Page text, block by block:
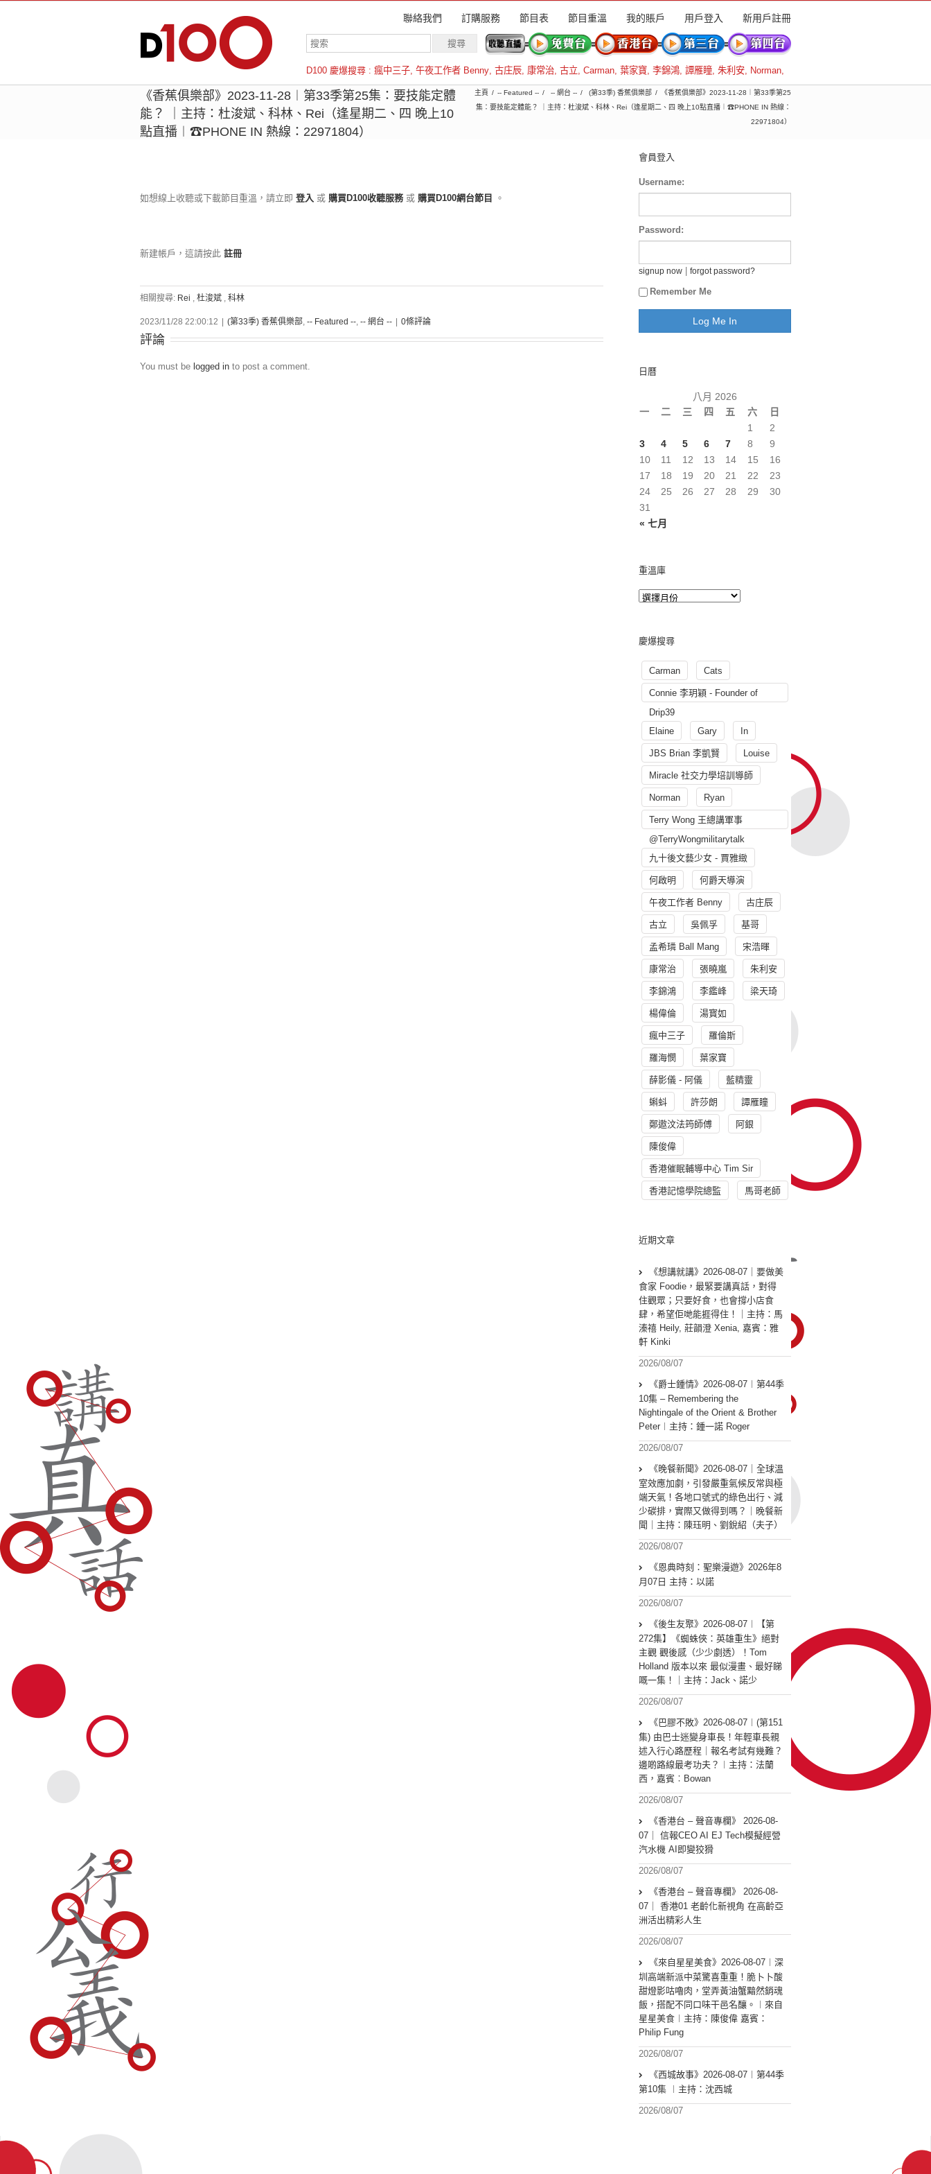
聯絡我們 訂購服務 節目表 節目重溫 我的賬戶 用戶登入 新用戶註冊
D100 慶爆搜尋 : 瘋中三子, 午夜工作者 Benny, 古庄辰, 康常治, 古立, Carman, 葉家寶, 李錦鴻, 譚雁瞳, 朱利安, Norman,
羅倫斯
《香蕉俱樂部》2023-11-28︱第33季第25集：要技能定體
能？ ｜主持：杜浚斌、科林、Rei（逢星期二、四 晚上10
點直播︱☎PHONE IN 熱線：22971804）
主頁 -- Featured -- -- 網台 -- (第33季) 香蕉俱樂部
《香蕉俱樂部》2023-11-28︱第33季第25
集：要技能定體能？ ｜主持：杜浚斌、科林、Rei（逢星期二、四 晚上10點直播︱☎PHONE IN 熱線：
22971804）
如想線上收聽或下載節目重溫，請立即 登入 或 購買D100收聽服務 或 購買D100網台節目 。
新建帳戶，這請按此 註冊
相關搜尋: Rei , 杜浚斌 , 科林
2023/11/28 22:00:12 (第33季) 香蕉俱樂部, -- Featured --, -- 網台 -- 0條評論
評論
You must be logged in to post a comment.
會員登入
Username:
Password:
signup now forgot password?
Remember Me
日曆
八月 2026
一
二 三 四 五 六 日
« 七月
1
2
3
4 5 6 7 8
9
10
11 12 13 14 15
16
17
18 19 20 21 22
23
24
25 26 27 28 29
30
31
重溫庫
慶爆搜尋
Carman Cats
Connie 李玥穎 - Founder of
Drip39
Elaine
Gary In
JBS Brian 李凱賢 Louise
Miracle 社交力學培訓導師
Norman Ryan
Terry Wong 王總講軍事
@TerryWongmilitarytalk
九十後文藝少女 - 賈雅緻
何啟明 何爵天導演
午夜工作者 Benny 古庄辰
古立 吳佩孚 基哥
孟希璘 Ball Mang 宋浩暉
康常治 張曉嵐 朱利安
李錦鴻 李鑑峰 梁天琦
楊偉倫 湯寳如
瘋中三子 羅倫斯
羅海憫 葉家寶
薛影儀 - 阿儀 藍精靈
蝌蚪 許莎朗 譚雁瞳
鄭遨汶法筠師傅 阿銀
陳俊偉
香港催眠輔導中心 Tim Sir
香港記憶學院總監 馬哥老師
近期文章
《想講就講》2026-08-07｜要做美
食家 Foodie，最緊要講真話，對得
住觀眾；只要好食，也會撐小店食
肆，希望佢哋能捱得住！｜主持：馬
溱禧 Heily, 莊韻澄 Xenia, 嘉賓：雅
軒 Kinki
2026/08/07
《爵士鍾情》2026-08-07︱第44季
10集 – Remembering the
Nightingale of the Orient & Brother
Peter︱主持：鍾一諾 Roger
2026/08/07
《晚餐新聞》2026-08-07｜全球溫
室效應加劇，引發嚴重氣候反常與極
端天氣！各地口號式的綠色出行、減
少碳排，實際又做得到嗎？｜晚餐新
聞｜主持：陳珏明、劉銳紹（夫子）
2026/08/07
《恩典時刻：聖樂漫遊》2026年8
月07日 主持：以諾
2026/08/07
《後生友聚》2026-08-07︱【第
272集】《蜘蛛俠：英雄重生》絕對
主觀 觀後感（少少劇透）！Tom
Holland 版本以來 最似漫畫、最好睇
嘅一集！｜主持：Jack、諾少
2026/08/07
《巴膠不敗》2026-08-07︱(第151
集) 由巴士迷變身車長！年輕車長親
述入行心路歷程｜報名考試有幾難？
邊啲路線最考功夫？︱主持：法蘭
西，嘉賓︰Bowan
2026/08/07
《香港台 – 聲音專欄》 2026-08-
07｜ 信報CEO AI EJ Tech模擬經營
汽水機 AI即變狡猾
2026/08/07
《香港台 – 聲音專欄》 2026-08-
07｜ 香港01 老齡化新視角 在高齡亞
洲活出精彩人生
2026/08/07
《來自星星美食》2026-08-07︱深
圳高端新派中菜驚喜重重！脆卜卜酸
甜燈影咕嚕肉，堂弄黃油蟹黯然銷魂
飯，搭配不同口味干邑名釀。︱來自
星星美食︱主持：陳俊偉 嘉賓：
Philip Fung
2026/08/07
《西城故事》2026-08-07︱第44季
第10集 ︱主持：沈西城
2026/08/07